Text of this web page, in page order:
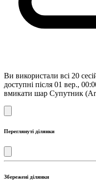
Ви використали всі 20
доступні після 01 вер.,
вмикати шар Супутник
Переглянуті ділянки
Збережені ділянки